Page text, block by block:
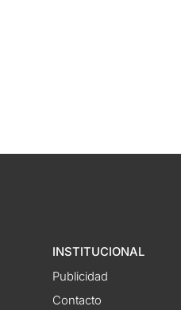
INSTITUCIONAL
Publicidad
Contacto